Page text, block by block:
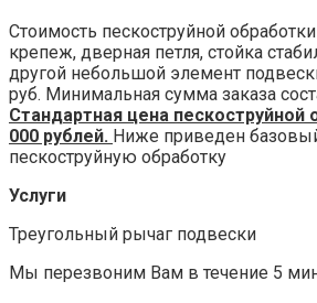
Стоимость пескоструйной
крепеж, дверная петля, стойка
другой небольшой элемент
руб. Минимальная сумма заказа
Стандартная цена пескоструйной
000 рублей. Ниже приведен
пескоструйную обработку
Услуги
Треугольный рычаг подвески
Мы перезвоним Вам в течение 5